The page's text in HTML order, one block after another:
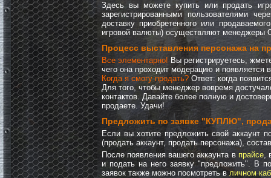
Здесь вы можете купить или продать
зарегистрированными пользователями
доставку приобретенного или
игровой валюты) осуществляют менеджеры
Процесс выставления персонажа на
Все элементарно! Вы регистрируетесь,
чего она проходит модерацию и появляется
Когда я смогу продать? Ответ: когда
Для того, чтобы менеджер вовремя
контактов. Давайте более полную и
продаете. Удачи!
Предложить по заявке "КУПЛЮ",
Если вы хотите предложить свой аккаунт
(продать аккаунт, продать персонажа),
После появления вашего аккаунта в прайсе,
и подать на него заявку "предложить". В
заявок также можно посмотреть вличном